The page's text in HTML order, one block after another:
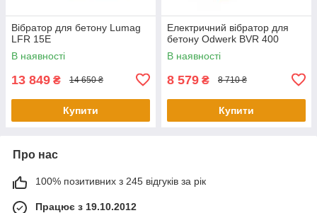
Вібратор для бетону Lumag
LFR 15E
В наявності
13 849 ₴ 14 650 ₴
Купити
Електричний вібратор для
бетону Odwerk BVR 400
В наявності
8 579 ₴ 8 710 ₴
Купити
Про нас
100% позитивних з 245 відгуків за рік
Працює з 19.10.2012